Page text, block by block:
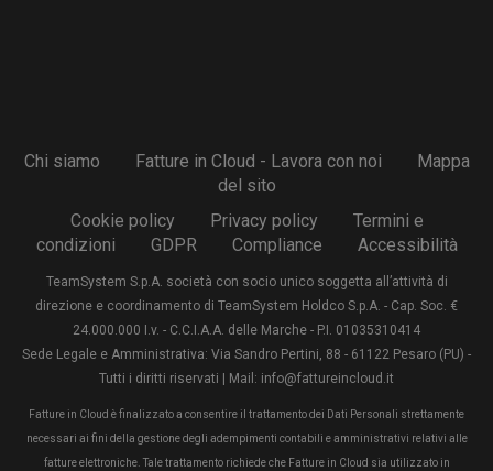
Chi siamo Fatture in Cloud - Lavora con noi
Mappa
del sito
Cookie policy
Privacy policy
Termini e
condizioni
GDPR Compliance Accessibilità
TeamSystem S.p.A. società con socio unico soggetta all’attività di
direzione e coordinamento di TeamSystem Holdco S.p.A. - Cap. Soc. €
24.000.000 I.v. - C.C.I.A.A. delle Marche - P.I. 01035310414
Sede Legale e Amministrativa: Via Sandro Pertini, 88 - 61122 Pesaro (PU) -
Tutti i diritti riservati | Mail: info@fattureincloud.it
Fatture in Cloud è finalizzato a consentire il trattamento dei Dati Personali strettamente
necessari ai fini della gestione degli adempimenti contabili e amministrativi relativi alle
fatture elettroniche. Tale trattamento richiede che Fatture in Cloud sia utilizzato in